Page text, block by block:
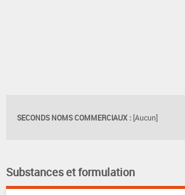
SECONDS NOMS COMMERCIAUX : [Aucun]
Substances et formulation